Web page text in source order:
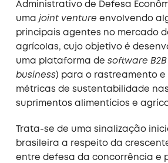
Administrativo de Defesa
uma joint venture envolvendo
principais agentes no mercado
agrícolas, cujo objetivo é
uma plataforma de software B2B
business) para o rastreamento
métricas de sustentabilidade
suprimentos alimentícios e
Trata-se de uma sinalização
brasileira a respeito da
entre defesa da concorrência e